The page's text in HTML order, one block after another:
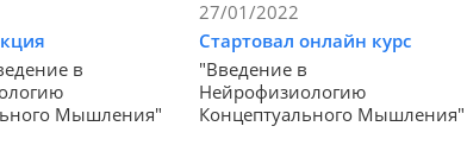
в
Мышления"
27/01/2022
Стартовал онлайн курс
"Введение в
Нейрофизиологию
Концептуального Мышления"